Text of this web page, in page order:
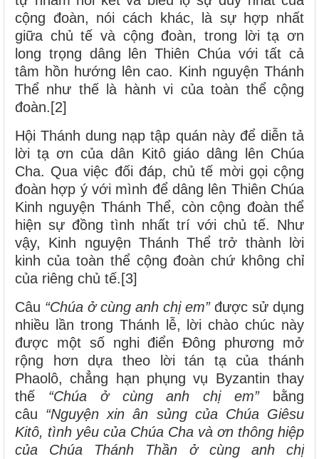
cộng đoàn, nói cách khác, là sự hợp nhất
giữa chủ tế và cộng đoàn, trong lời tạ ơn
long trọng dâng lên Thiên Chúa với tất cả
tâm hồn hướng lên cao. Kinh nguyện Thánh
Thể như thế là hành vi của toàn thể cộng
đoàn.[2]
Hội Thánh dung nạp tập quán này để diễn tả
lời tạ ơn của dân Kitô giáo dâng lên Chúa
Cha. Qua việc đối đáp, chủ tế mời gọi cộng
đoàn hợp ý với mình để dâng lên Thiên Chúa
Kinh nguyện Thánh Thể, còn cộng đoàn thể
hiện sự đồng tình nhất trí với chủ tế. Như
vậy, Kinh nguyện Thánh Thể trở thành lời
kinh của toàn thể cộng đoàn chứ không chỉ
của riêng chủ tế.[3]
Câu “Chúa ở cùng anh chị em”được sử dụng
nhiều lần trong Thánh lễ, lời chào chúc này
được một số nghi điển Đông phương mở
rộng hơn dựa theo lời tán tạ của thánh
Phaolô, chẳng hạn phụng vụ Byzantin thay
thế “Chúa ở cùng anh chị em”bằng
câu “Nguyện xin ân sủng của Chúa Giêsu
Kitô, tình yêu của Chúa Cha và ơn thông hiệp
của Chúa Thánh Thần ở cùng anh chị